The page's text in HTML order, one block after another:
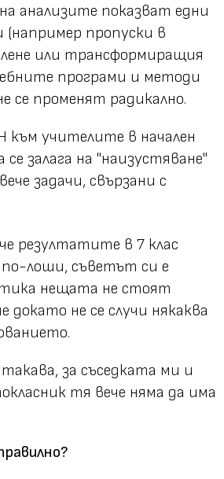
анализите показват едни
пропуски в
или трансформиращия
програми и методи
се променят радикално.
учителите в начален
залага на "наизустяване"
задачи, свързани с
резултатите в 7 клас
лоши, съветът си е
нещата не стоят
докато не се случи някаква
за съседката ми и
тя вече няма да има